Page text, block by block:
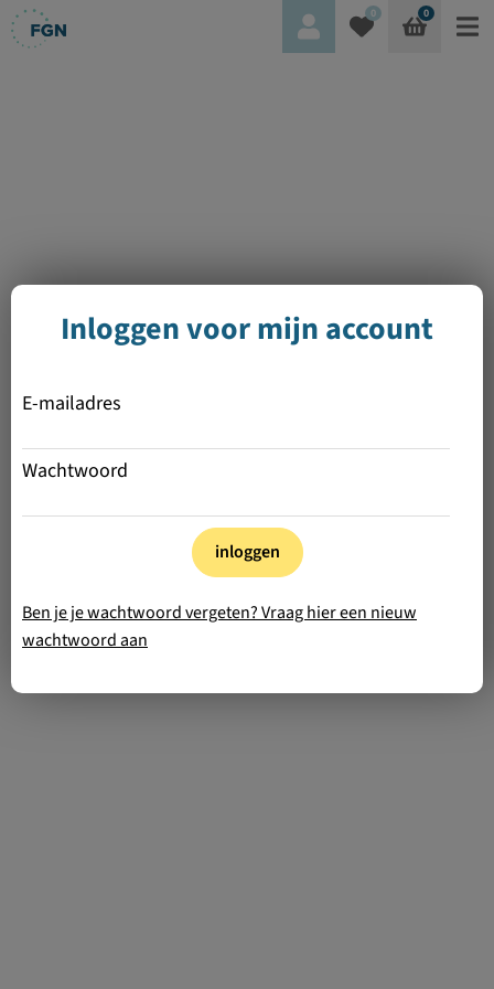
0 0
Inloggen voor mijn account
E-mailadres
Wachtwoord
inloggen
Ben je je wachtwoord vergeten? Vraag hier een nieuw
wachtwoord aan